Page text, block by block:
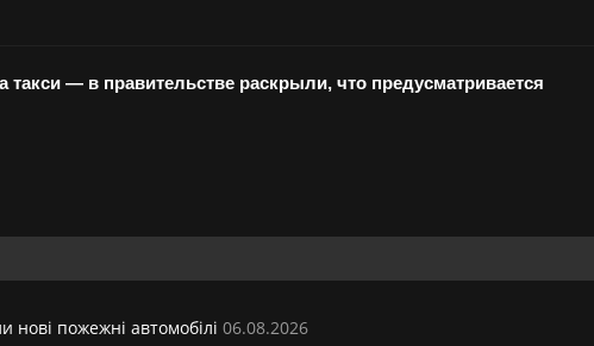
— в правительстве раскрыли, что предусматривается
пожежні автомобілі 06.08.2026